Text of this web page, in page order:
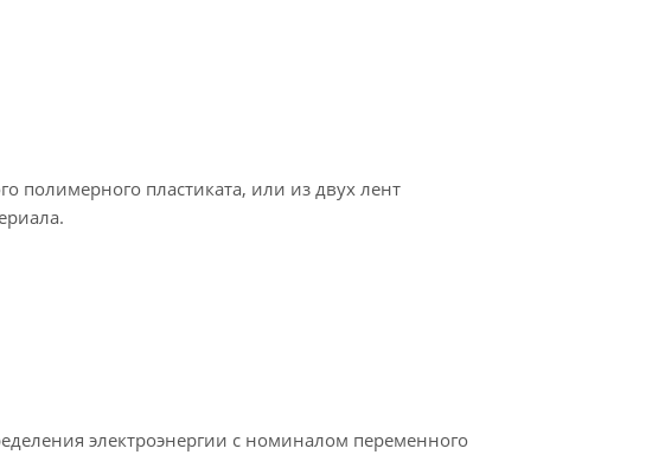
полимерного пластиката, или из двух лент
электроэнергии с номиналом переменного